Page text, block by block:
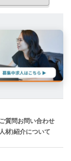
質問お問い合わせ
材)紹介について